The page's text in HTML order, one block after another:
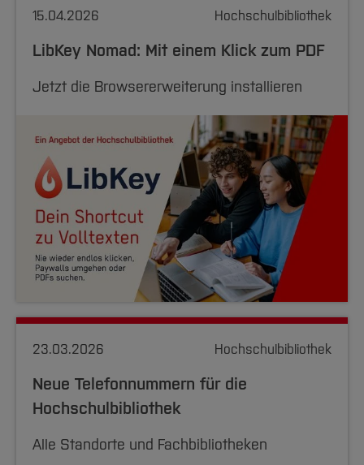
15.04.2026 Hochschulbibliothek
LibKey Nomad: Mit einem Klick zum PDF
Jetzt die Browsererweiterung installieren
23.03.2026 Hochschulbibliothek
Neue Telefonnummern für die
Hochschulbibliothek
Alle Standorte und Fachbibliotheken